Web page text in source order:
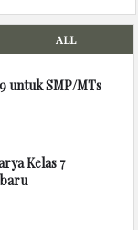
ALL
untuk SMP/MTs
Kelas 7